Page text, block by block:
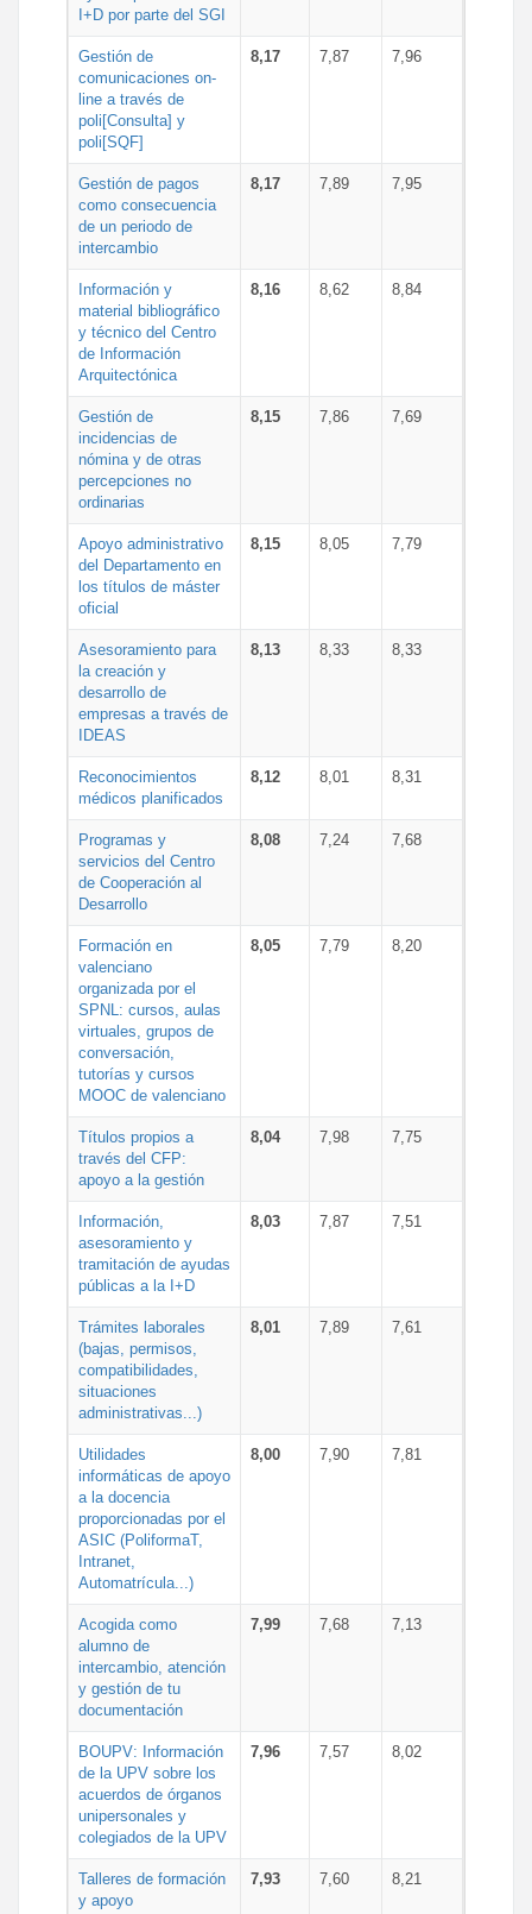
I+D por parte del SGI
Gestión de
comunicaciones on-
line a través de
poli[Consulta] y
poli[SQF]
8,17 7,87 7,96
Gestión de pagos
como consecuencia
de un periodo de
intercambio
8,17 7,89 7,95
Información y
material bibliográfico
y técnico del Centro
de Información
Arquitectónica
8,16 8,62 8,84
Gestión de
incidencias de
nómina y de otras
percepciones no
ordinarias
8,15 7,86 7,69
Apoyo administrativo
del Departamento en
los títulos de máster
oficial
8,15 8,05 7,79
Asesoramiento para
la creación y
desarrollo de
empresas a través de
IDEAS
8,13 8,33 8,33
Reconocimientos
médicos planificados
8,12 8,01 8,31
Programas y
servicios del Centro
de Cooperación al
Desarrollo
8,08 7,24 7,68
Formación en
valenciano
organizada por el
SPNL: cursos, aulas
virtuales, grupos de
conversación,
tutorías y cursos
MOOC de valenciano
8,05 7,79 8,20
Títulos propios a
través del CFP:
apoyo a la gestión
8,04 7,98 7,75
Información,
asesoramiento y
tramitación de ayudas
públicas a la I+D
8,03 7,87 7,51
Trámites laborales
(bajas, permisos,
compatibilidades,
situaciones
administrativas...)
8,01 7,89 7,61
Utilidades
informáticas de apoyo
a la docencia
proporcionadas por el
ASIC (PoliformaT,
Intranet,
Automatrícula...)
8,00 7,90 7,81
Acogida como
alumno de
intercambio, atención
y gestión de tu
documentación
7,99 7,68 7,13
BOUPV: Información
de la UPV sobre los
acuerdos de órganos
unipersonales y
colegiados de la UPV
7,96 7,57 8,02
Talleres de formación
y apoyo
7,93 7,60 8,21